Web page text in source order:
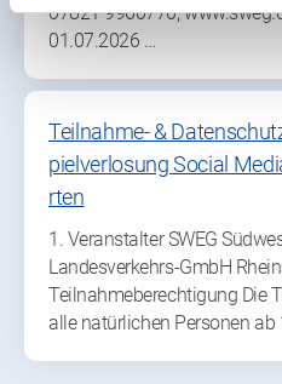
07821 9960770,
01.07.2026 …
Teilnahme- &
pielverlosung Social
rten
1. Veranstalter SWEG
Landesverkehrs-GmbH
Teilnahmeberechtigung Die
alle natürlichen Personen